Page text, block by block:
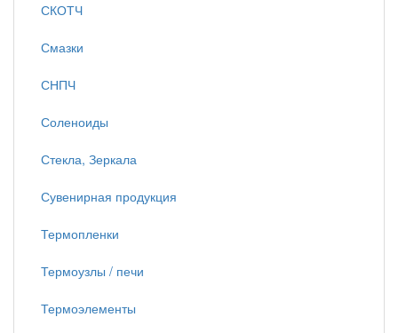
СКОТЧ
Смазки
СНПЧ
Соленоиды
Стекла, Зеркала
Сувенирная продукция
Термопленки
Термоузлы / печи
Термоэлементы